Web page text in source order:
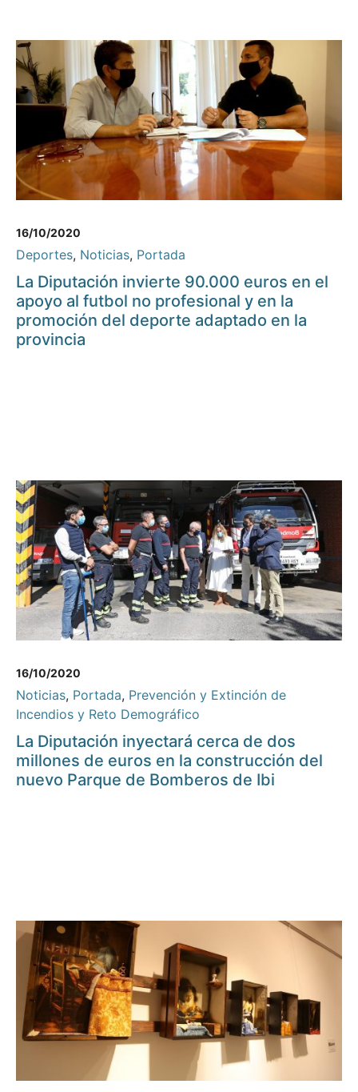
16/10/2020
Deportes, Noticias, Portada
La Diputación invierte 90.000 euros en el
apoyo al futbol no profesional y en la
promoción del deporte adaptado en la
provincia
16/10/2020
Noticias, Portada, Prevención y Extinción de
Incendios y Reto Demográfico
La Diputación inyectará cerca de dos
millones de euros en la construcción del
nuevo Parque de Bomberos de Ibi